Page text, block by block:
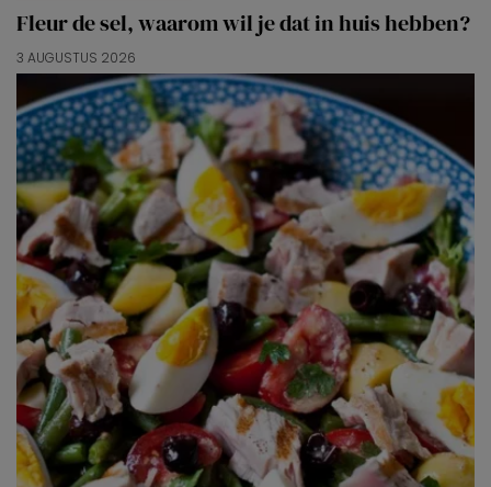
Fleur de sel, waarom wil je dat in huis hebben?
3 AUGUSTUS 2026